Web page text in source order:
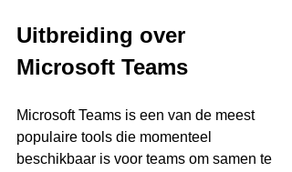
Uitbreiding over
Microsoft Teams
Microsoft Teams is een van de meest
populaire tools die momenteel
beschikbaar is voor teams om samen te